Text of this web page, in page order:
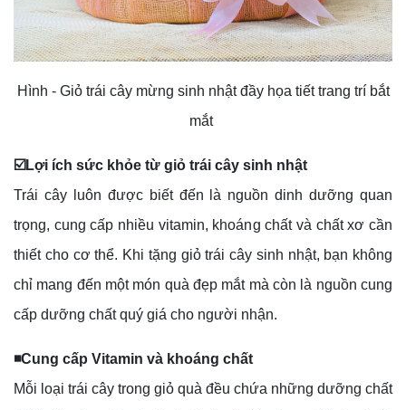
Hình - Giỏ trái cây mừng sinh nhật đầy họa tiết trang trí bắt
mắt
☑️Lợi ích sức khỏe từ giỏ trái cây sinh nhật
Trái cây luôn được biết đến là nguồn dinh dưỡng quan
trọng, cung cấp nhiều vitamin, khoáng chất và chất xơ cần
thiết cho cơ thể. Khi tặng giỏ trái cây sinh nhật, bạn không
chỉ mang đến một món quà đẹp mắt mà còn là nguồn cung
cấp dưỡng chất quý giá cho người nhận.
◾Cung cấp Vitamin và khoáng chất
Mỗi loại trái cây trong giỏ quà đều chứa những dưỡng chất